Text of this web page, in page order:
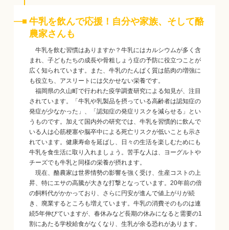
牛乳を飲んで応援！自分や家族、そして酪
農家さんも
牛乳を飲む習慣はありますか？牛乳にはカルシウムが多く含
まれ、子どもたちの成長や骨粗しょう症の予防に役立つことが
広く知られています。また、牛乳のたんぱく質は筋肉の増強に
も役立ち、アスリートには欠かせない栄養です。
福岡県の久山町で行われた疫学調査研究による知見が、注目
されています。「牛乳や乳製品を摂っている高齢者は認知症の
発症が少なかった」、「認知症の発症リスクを減らせる」とい
うものです。加えて国内外の研究では、牛乳を習慣的に飲んで
いる人は心筋梗塞や脳卒中による死亡リスクが低いことも示さ
れています。健康寿命を延ばし、日々の生活を楽しむためにも
牛乳を食生活に取り入れましょう。苦手な人は、ヨーグルトや
チーズでも牛乳と同様の栄養が摂れます。
現在、酪農家は世界情勢の影響を強く受け、生産コストの上
昇、特にエサの高騰が大きな打撃となっています。20年前の倍
の飼料代がかかっており、さらに円安が進んで値上がりが続
き、廃業するところも増えています。牛乳の消費そのものは連
続5年伸びていますが、春休みなど長期の休みになると需要の1
割にあたる学校給食がなくなり、生乳が余る恐れがあります。